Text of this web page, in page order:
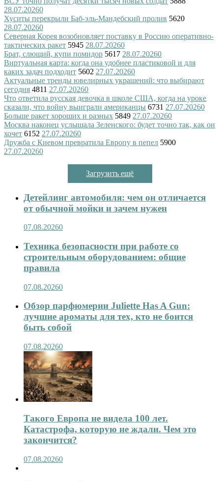
28.07.20260
Хуситы перекрыли Баб-эль-Мандебский пролив 5620
28.07.20260
Северная Корея возобновляет поставку в Россию оперативно-
тактических ракет 5945 28.07.20260
Брат, слющий, купи помидор 5617 28.07.20260
Виртуальная карта: когда она удобнее пластиковой и для
каких задач подходит 5602 27.07.20260
Актуальные тренды ювелирных украшений: что выбирают
сегодня 4811 27.07.20260
Что ответила русская девочка в школе США, когда на уроке
сказали, что войну выиграли американцы 6731 27.07.20260
Больше ракет хороших и разных 5849 27.07.20260
Москва наконец услышала Зеленского: будет точно так, как он
хочет 6152 27.07.20260
Дружба с Киевом превратила Европу в пепел 5900
27.07.20260
Загрузить ещё
Детейлинг автомобиля: чем он отличается
от обычной мойки и зачем нужен
07.08.20260
Техника безопасности при работе со
строительным оборудованием: общие
правила
07.08.20260
Обзор парфюмерии Juliette Has A Gun:
лучшие ароматы для тех, кто не боится
быть собой
07.08.20260
Такого Европа не видела 100 лет.
Катастрофа, которую не ждали. Чем это
закончится?
07.08.20260